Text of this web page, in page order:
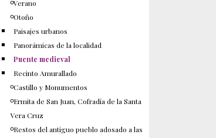
Verano
Otoño
Paisajes urbanos
Panorámicas de la localidad
Puente medieval
Recinto Amurallado
Castillo y Monumentos
Ermita de San Juan, Cofradía de la Santa
Vera Cruz
Restos del antiguo pueblo adosado a las